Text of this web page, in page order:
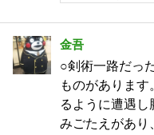
金吾
○剣術一路だっ
ものがありま
るように遭遇
みごたえがあり